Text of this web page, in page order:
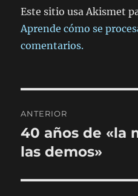
Este sitio usa Akismet
Aprende cómo se
comentarios.
de
entradas
ANTERIOR
Entrada
anterior:
40 años de «la
las demos»